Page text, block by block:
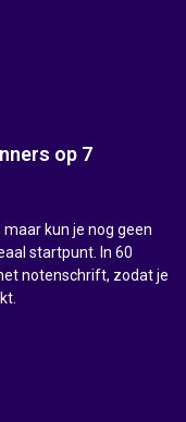
op 7
kun je nog geen
startpunt. In 60
notenschrift, zodat je